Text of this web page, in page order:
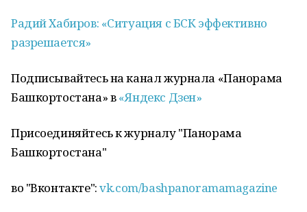
Радий Хабиров: «Ситуация с БСК эффективно
разрешается»
Подписывайтесь на канал журнала «Панорама
Башкортостана» в«Яндекс Дзен»
Присоединяйтесь к журналу "Панорама
Башкортостана"
во "Вконтакте":vk.com/bashpanoramamagazine